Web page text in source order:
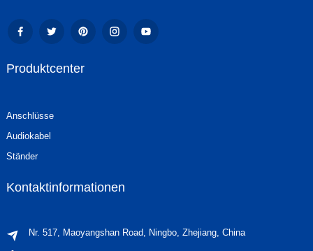
Produktcenter
Anschlüsse
Audiokabel
Ständer
Kontaktinformationen
Nr. 517, Maoyangshan Road, Ningbo, Zhejiang, China